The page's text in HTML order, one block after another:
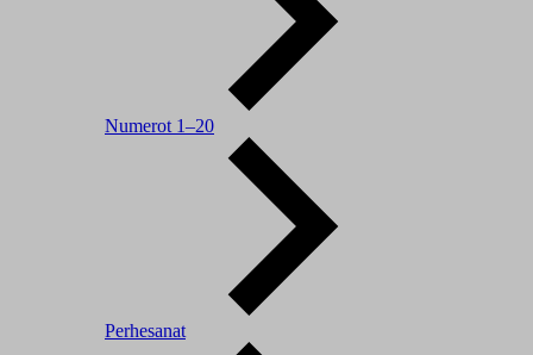
Numerot 1–20
Perhesanat